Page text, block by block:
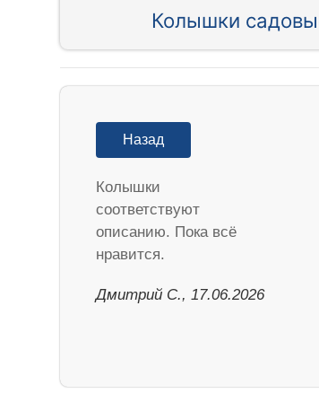
Колышки
Назад
Колышки
соответствуют
описанию. Пока всё
нравится.
Дмитрий С., 17.06.2026